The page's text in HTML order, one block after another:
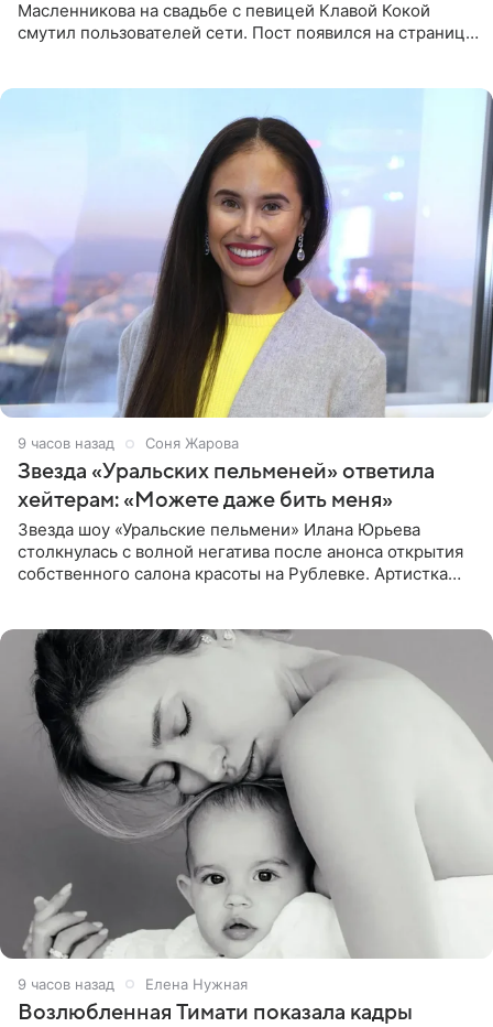
Масленникова на свадьбе с певицей Клавой Кокой
смутил пользователей сети. Пост появился на странице
9 часов назад Соня Жарова
Звезда «Уральских пельменей» ответила
хейтерам: «Можете даже бить меня»
Звезда шоу «Уральские пельмени» Илана Юрьева
столкнулась с волной негатива после анонса открытия
собственного салона красоты на Рублевке. Артистка
9 часов назад Елена Нужная
Возлюбленная Тимати показала кадры